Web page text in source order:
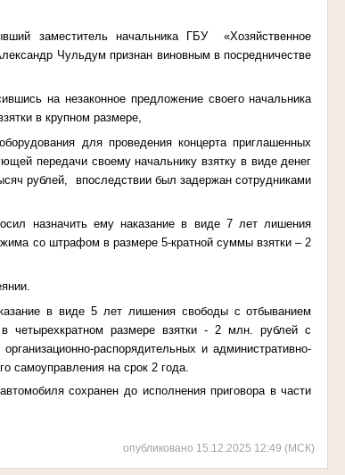
заместитель начальника ГБУ «Хозяйственное
Чульдум признан виновным впосредничестве
на незаконное предложение своего начальника
в крупном размере,
для проведения концерта приглашенных
передачи своему начальнику взятку в виде денег
рублей, впоследствии был задержан сотрудниками
назначить ему наказание в виде 7 лет лишения
со штрафом в размере 5-кратной суммы взятки – 2
в виде 5 лет лишения свободы с отбыванием
четырехкратном размере взятки - 2 млн. рублей с
распорядительных и административно-
самоуправления на срок 2 года.
сохранен до исполнения приговора в части
опубликовано 15.12.2025 12:49 (МСК)